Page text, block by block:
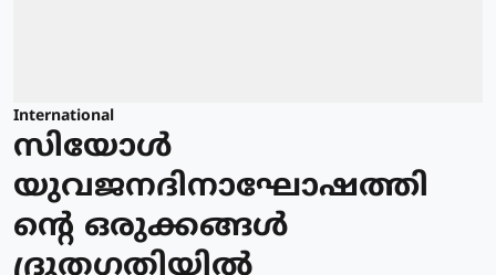
International
സിയോള്‍
യുവജനദിനാഘോഷത്തി
ന്റെ ഒരുക്കങ്ങള്‍